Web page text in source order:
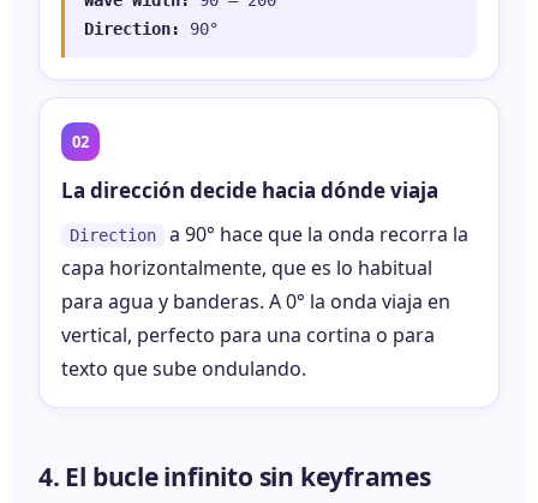
Direction:
90°
La dirección decide hacia dónde viaja
Direction
a 90° hace que la onda recorra la
capa horizontalmente, que es lo habitual
para agua y banderas. A 0° la onda viaja en
vertical, perfecto para una cortina o para
texto que sube ondulando.
4. El bucle infinito sin keyframes